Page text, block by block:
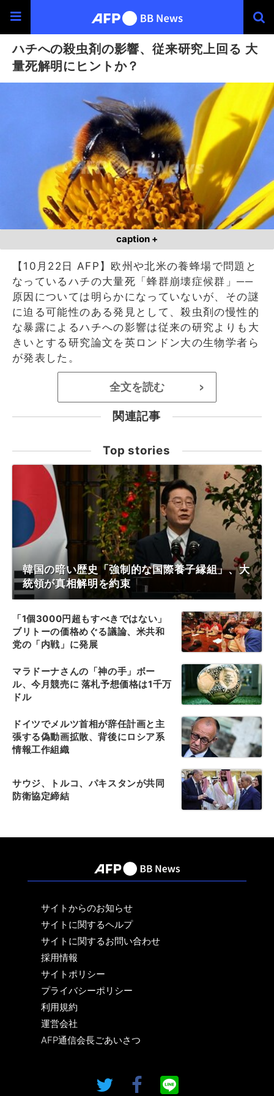
ハチへの殺虫剤の影響、従来研究上回る 大
量死解明にヒントか？
caption +
【10月22日 AFP】欧州や北米の養蜂場で問題と
なっているハチの大量死「蜂群崩壊症候群」──
原因については明らかになっていないが、その謎
に迫る可能性のある発見として、殺虫剤の慢性的
な暴露によるハチへの影響は従来の研究よりも大
きいとする研究論文を英ロンドン大の生物学者ら
が発表した。
全文を読む >
関連記事
Top stories
韓国の暗い歴史「強制的な国際養子縁組」、大
統領が真相解明を約束
「1個3000円超もすべきではない」
ブリトーの価格めぐる議論、米共和
党の「内戦」に発展
マラドーナさんの「神の手」ボー
ル、今月競売に 落札予想価格は1千万
ドル
ドイツでメルツ首相が辞任計画と主
張する偽動画拡散、背後にロシア系
情報工作組織
サウジ、トルコ、パキスタンが共同
防衛協定締結
サイトからのお知らせ
サイトに関するヘルプ
サイトに関するお問い合わせ
採用情報
サイトポリシー
プライバシーポリシー
利用規約
運営会社
AFP通信会長ごあいさつ